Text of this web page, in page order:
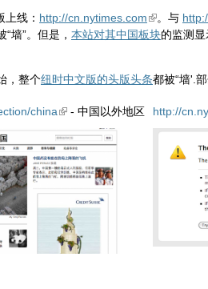
线： http://cn.nytimes.com 。与
墙”。但是， 本站对其中国板块的监测
，整个纽时中文版的头版头条都被“墙'.
china - 中国以外地区 http://